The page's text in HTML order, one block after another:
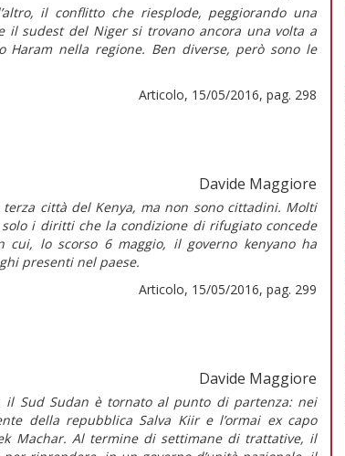
il conflitto che riesplode, peggiorando una
sudest del Niger si trovano ancora una volta a
Haram nella regione. Ben diverse, però sono le
Articolo, 15/05/2016, pag. 298
Davide Maggiore
città del Kenya, ma non sono cittadini. Molti
i diritti che la condizione di rifugiato concede
lo scorso 6 maggio, il governo kenyano ha
presenti nel paese.
Articolo, 15/05/2016, pag. 299
Davide Maggiore
il Sud Sudan è tornato al punto di partenza: nei
della repubblica Salva Kiir e l’ormai ex capo
Machar. Al termine di settimane di trattative, il